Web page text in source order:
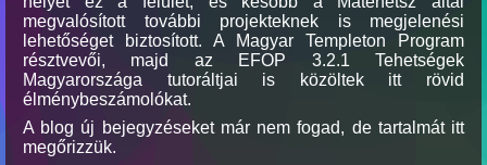
megvalósított további projekteknek is megjelenési
lehetőséget biztosított. A Magyar Templeton Program
résztvevői, majd az EFOP 3.2.1 Tehetségek
Magyarországa tutoráltjai is közöltek itt rövid
élménybeszámolókat.
A blog új bejegyzéseket már nem fogad, de tartalmát itt
megőrizzük.